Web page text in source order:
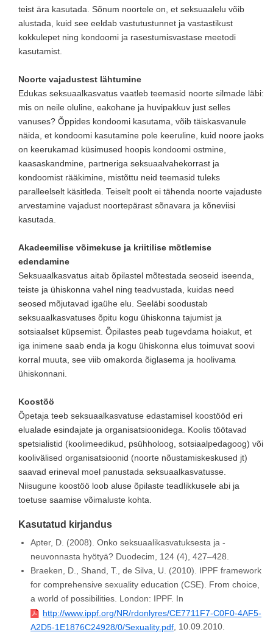
teist ära kasutada. Sõnum noortele on, et seksuaalelu võib
alustada, kuid see eeldab vastutustunnet ja vastastikust
kokkulepet ning kondoomi ja rasestumisvastase meetodi
kasutamist.
Noorte vajadustest lähtumine
Edukas seksuaalkasvatus vaatleb teemasid noorte silmade läbi:
mis on neile oluline, eakohane ja huvipakkuv just selles
vanuses? Õppides kondoomi kasutama, võib täiskasvanule
näida, et kondoomi kasutamine pole keeruline, kuid noore jaoks
on keerukamad küsimused hoopis kondoomi ostmine,
kaasaskandmine, partneriga seksuaalvahekorrast ja
kondoomist rääkimine, mistõttu neid teemasid tuleks
paralleelselt käsitleda. Teiselt poolt ei tähenda noorte vajaduste
arvestamine vajadust noortepärast sõnavara ja kõneviisi
kasutada.
Akadeemilise võimekuse ja kriitilise mõtlemise
edendamine
Seksuaalkasvatus aitab õpilastel mõtestada seoseid iseenda,
teiste ja ühiskonna vahel ning teadvustada, kuidas need
seosed mõjutavad igaühe elu. Seeläbi soodustab
seksuaalkasvatuses õpitu kogu ühiskonna tajumist ja
sotsiaalset küpsemist. Õpilastes peab tugevdama hoiakut, et
iga inimene saab enda ja kogu ühiskonna elus toimuvat soovi
korral muuta, see viib omakorda õiglasema ja hoolivama
ühiskonnani.
Koostöö
Õpetaja teeb seksuaalkasvatuse edastamisel koostööd eri
elualade esindajate ja organisatsioonidega. Koolis töötavad
spetsialistid (koolimeedikud, psühholoog, sotsiaalpedagoog) või
koolivälised organisatsioonid (noorte nõustamiskeskused jt)
saavad erineval moel panustada seksuaalkasvatusse.
Niisugune koostöö loob aluse õpilaste teadlikkusele abi ja
toetuse saamise võimaluste kohta.
Kasutatud kirjandus
Apter, D. (2008). Onko seksuaalikasvatuksesta ja -
neuvonnasta hyötyä? Duodecim, 124 (4), 427–428.
Braeken, D., Shand, T., de Silva, U. (2010). IPPF framework
for comprehensive sexuality education (CSE). From choice,
a world of possibilities. London: IPPF. In
http://www.ippf.org/NR/rdonlyres/CE7711F7-C0F0-4AF5-
A2D5-1E1876C24928/0/Sexuality.pdf , 10.09.2010.